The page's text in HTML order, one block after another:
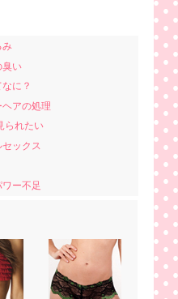
み
臭い
に？
アの処理
られたい
ックス
ー不足